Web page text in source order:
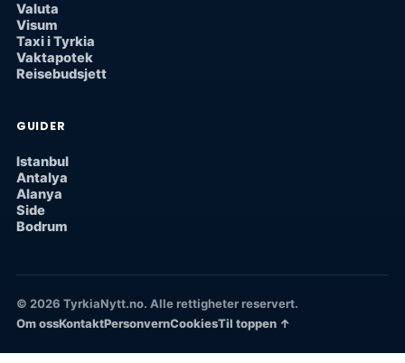
Valuta
Visum
Taxi i Tyrkia
Vaktapotek
Reisebudsjett
GUIDER
Istanbul
Antalya
Alanya
Side
Bodrum
© 2026 TyrkiaNytt.no. Alle rettigheter reservert.
Om ossKontaktPersonvernCookiesTil toppen ↑